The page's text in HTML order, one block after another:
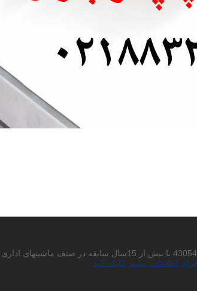
احتراما به استحضار میرساند شرکت پردیس چاپگر باران سهامی
برای اطلاعات بیشتر کلیک کنید